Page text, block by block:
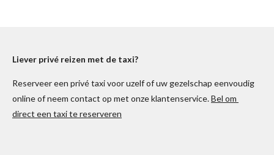
Liever privé reizen met de taxi?
Reserveer een privé taxi voor uzelf of uw gezelschap eenvoudig
online of neem contact op met onze klantenservice.Bel om
direct een taxi te reserveren